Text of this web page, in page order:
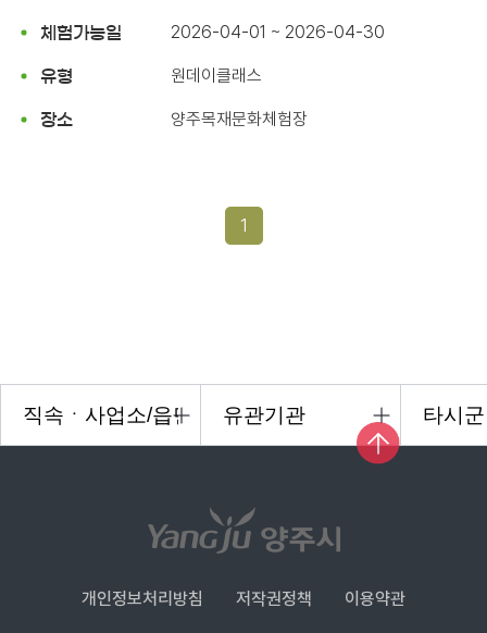
체험가능일 2026-04-01 ~ 2026-04-30
유형 원데이클래스
장소 양주목재문화체험장
1
개인정보처리방침 저작권정책 이용약관